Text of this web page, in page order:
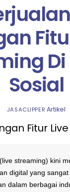
Sosial
JASACLIPPER Artikel
Fitur
streaming) kini
digital yang
dalam berbagai